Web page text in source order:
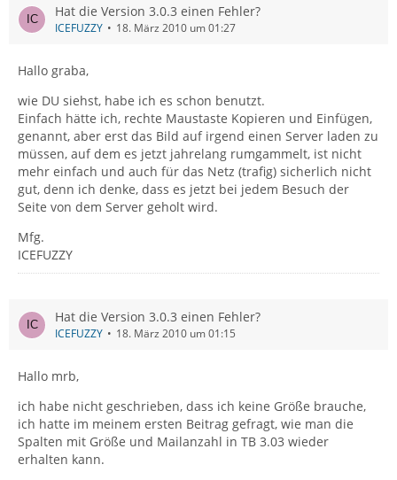
Hat die Version 3.0.3 einen Fehler?
ICEFUZZY 18. März 2010 um 01:27
Hallo graba,
wie DU siehst, habe ich es schon benutzt.
Einfach hätte ich, rechte Maustaste Kopieren und Einfügen,
genannt, aber erst das Bild auf irgend einen Server laden zu
müssen, auf dem es jetzt jahrelang rumgammelt, ist nicht
mehr einfach und auch für das Netz (trafig) sicherlich nicht
gut, denn ich denke, dass es jetzt bei jedem Besuch der
Seite von dem Server geholt wird.
Mfg.
ICEFUZZY
Hat die Version 3.0.3 einen Fehler?
ICEFUZZY 18. März 2010 um 01:15
Hallo mrb,
ich habe nicht geschrieben, dass ich keine Größe brauche,
ich hatte im meinem ersten Beitrag gefragt, wie man die
Spalten mit Größe und Mailanzahl in TB 3.03 wieder
erhalten kann.